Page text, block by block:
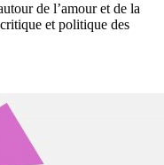
de l’amour et de la
et politique des